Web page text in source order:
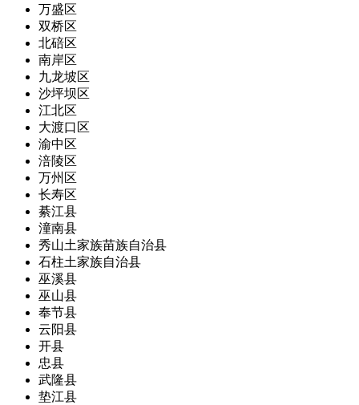
万盛区
双桥区
北碚区
南岸区
九龙坡区
沙坪坝区
江北区
大渡口区
渝中区
涪陵区
万州区
长寿区
綦江县
潼南县
秀山土家族苗族自治县
石柱土家族自治县
巫溪县
巫山县
奉节县
云阳县
开县
忠县
武隆县
垫江县